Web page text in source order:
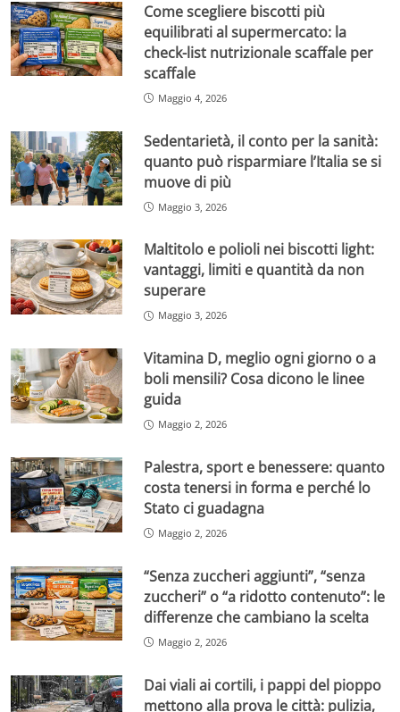
Come scegliere biscotti più
equilibrati al supermercato: la
check-list nutrizionale scaffale per
scaffale
Maggio 4, 2026
Sedentarietà, il conto per la sanità:
quanto può risparmiare l’Italia se si
muove di più
Maggio 3, 2026
Maltitolo e polioli nei biscotti light:
vantaggi, limiti e quantità da non
superare
Maggio 3, 2026
Vitamina D, meglio ogni giorno o a
boli mensili? Cosa dicono le linee
guida
Maggio 2, 2026
Palestra, sport e benessere: quanto
costa tenersi in forma e perché lo
Stato ci guadagna
Maggio 2, 2026
“Senza zuccheri aggiunti”, “senza
zuccheri” o “a ridotto contenuto”: le
differenze che cambiano la scelta
Maggio 2, 2026
Dai viali ai cortili, i pappi del pioppo
mettono alla prova le città: pulizia,